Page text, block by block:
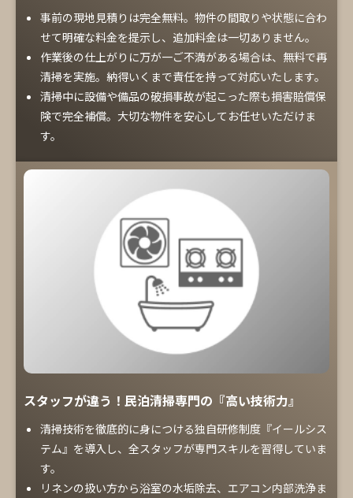
事前の現地見積りは完全無料。物件の間取りや状態に合わ
せて明確な料金を提示し、追加料金は一切ありません。
作業後の仕上がりに万が一ご不満がある場合は、無料で再
清掃を実施。納得いくまで責任を持って対応いたします。
清掃中に設備や備品の破損事故が起こった際も損害賠償保
険で完全補償。大切な物件を安心してお任せいただけま
す。
スタッフが違う！民泊清掃専門の『高い技術力』
清掃技術を徹底的に身につける独自研修制度『イールシス
テム』を導入し、全スタッフが専門スキルを習得していま
す。
リネンの扱い方から浴室の水垢除去、エアコン内部洗浄ま